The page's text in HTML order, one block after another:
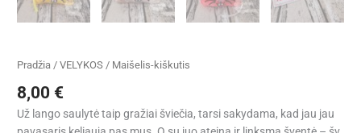
Pradžia /VELYKOS / Maišelis-kiškutis
8,00 €
Už lango saulytė taip gražiai šviečia, tarsi sakydama, kad jau jau